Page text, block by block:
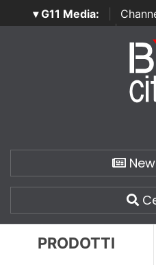
▾ G11 Media:
SecurityOpenLab |
PRODOTTI